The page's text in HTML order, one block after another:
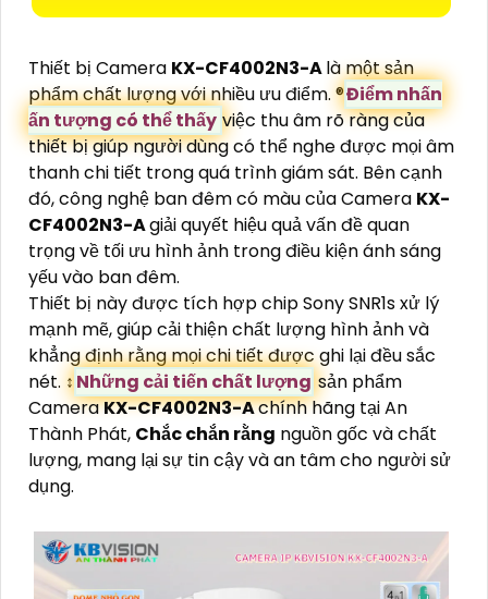
Thiết bị Camera KX-CF4002N3-Alà một sản
phẩm chất lượng với nhiều ưu điểm. ®️Điểm nhấn
ấn tượng có thể thấy việc thu âm rõ ràng của
thiết bị giúp người dùng có thể nghe được mọi âm
thanh chi tiết trong quá trình giám sát. Bên cạnh
đó, công nghệ ban đêm có màu của Camera KX-
CF4002N3-Agiải quyết hiệu quả vấn đề quan
trọng về tối ưu hình ảnh trong điều kiện ánh sáng
yếu vào ban đêm.
Thiết bị này được tích hợp chip Sony SNR1s xử lý
mạnh mẽ, giúp cải thiện chất lượng hình ảnh và
khẳng định rằng mọi chi tiết được ghi lại đều sắc
nét. ↕️ Những cải tiến chất lượng sản phẩm
CameraKX-CF4002N3-Achính hãng tại An
Thành Phát, Chắc chắn rằng nguồn gốc và chất
lượng, mang lại sự tin cậy và an tâm cho người sử
dụng.